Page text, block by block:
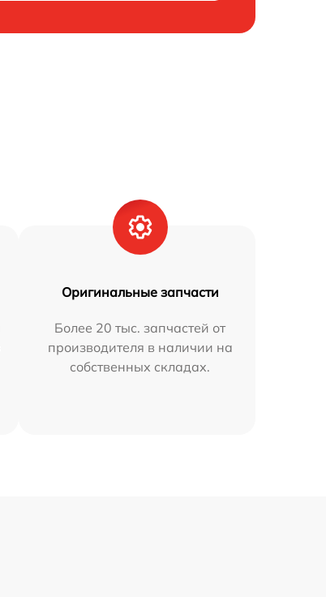
Оригинальные запчасти
Более 20 тыс. запчастей от
производителя в наличии на
собственных складах.